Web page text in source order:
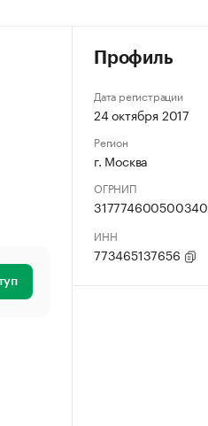
Профиль
Дата регистрации
24 октября 2017
Регион
г. Москва
ОГРНИП
317774600500340
ИНН
773465137656